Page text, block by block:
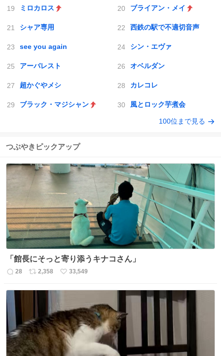
ミロカロス ブライアン・メイ
シャア専用 西鉄の駅で不適切音声
see you again シン・エヴァ
アーバレスト オベルダン
超かぐやメシ カレコレ
ブラック・マジシャン 風とロック芋煮会
100位まで見る
つぶやきピックアップ
「館長にそっと寄り添うキナコさん」
返
数
28
リ
数
2,358
い
33,549